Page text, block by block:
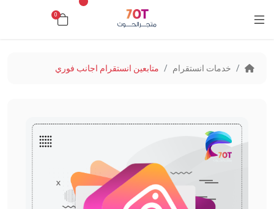
0 د.ك0.000
خدمات انستقرام متابعين انستقرام اجانب فوري